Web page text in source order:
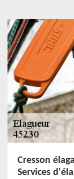
Cresson
Services